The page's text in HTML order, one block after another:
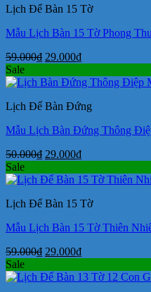
Lịch Để Bàn 15 Tờ
Mẫu Lịch Bàn 15 Tờ Phong
59.000₫ Giá
là:
29.000₫Giá
tại
29.000₫.
Sale
Lịch Để Bàn Đứng
Mẫu Lịch Bàn Đứng Thông
50.000₫ Giá
là:
29.000₫Giá
tại
29.000₫.
Sale
Lịch Để Bàn 15 Tờ
Mẫu Lịch Bàn 15 Tờ Thiên
59.000₫ Giá
là:
29.000₫Giá
tại
Sale